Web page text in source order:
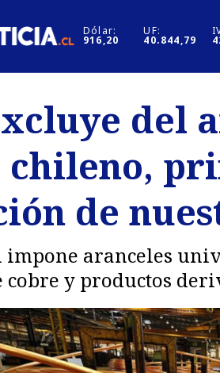
Dólar:
916,20
UF:
40.844,79
Internacional
Motores
del
de
aranceles
cobre y productos